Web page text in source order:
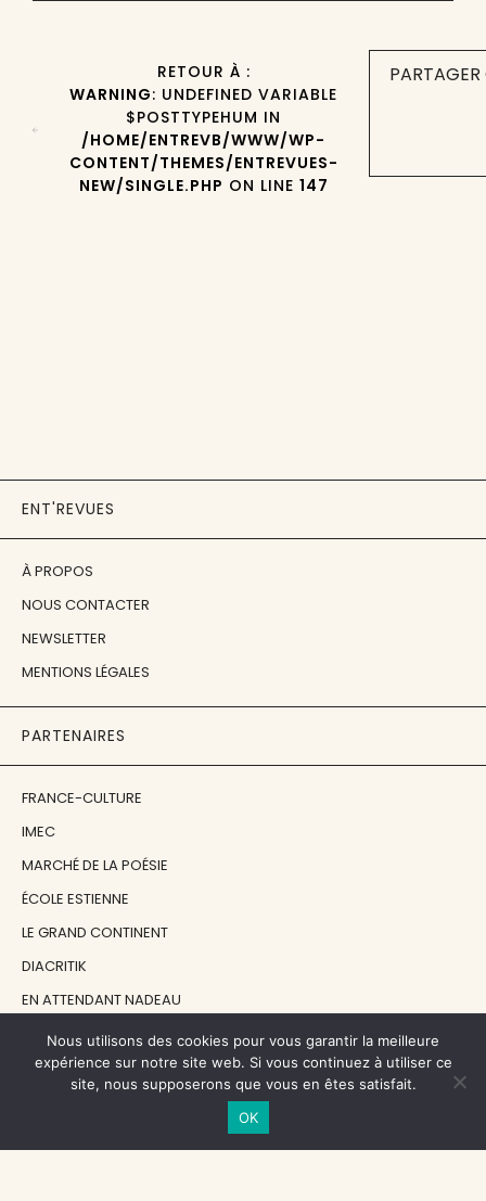
RETOUR À :
WARNING: UNDEFINED VARIABLE
$POSTTYPEHUM IN
/HOME/ENTREVB/WWW/WP-
CONTENT/THEMES/ENTREVUES-
NEW/SINGLE.PHP ON LINE 147
ENT'REVUES
À PROPOS
NOUS CONTACTER
NEWSLETTER
MENTIONS LÉGALES
PARTENAIRES
FRANCE-CULTURE
IMEC
MARCHÉ DE LA POÉSIE
ÉCOLE ESTIENNE
LE GRAND CONTINENT
DIACRITIK
EN ATTENDANT NADEAU
NOS SOUTIENS
Nous utilisons des cookies pour vous garantir la meilleure
expérience sur notre site web. Si vous continuez à utiliser ce
site, nous supposerons que vous en êtes satisfait.
OK